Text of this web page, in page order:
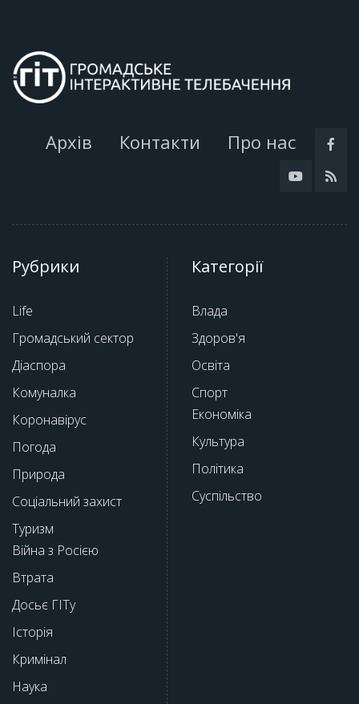
Архів Контакти Про нас
Рубрики
Life
Громадський сектор
Діаспора
Комуналка
Коронавірус
Погода
Природа
Соціальний захист
Туризм
Війна з Росією
Втрата
Досьє ГІТу
Історія
Кримінал
Наука
Категорії
Влада
Здоров'я
Освіта
Спорт
Економіка
Культура
Політика
Суспільство